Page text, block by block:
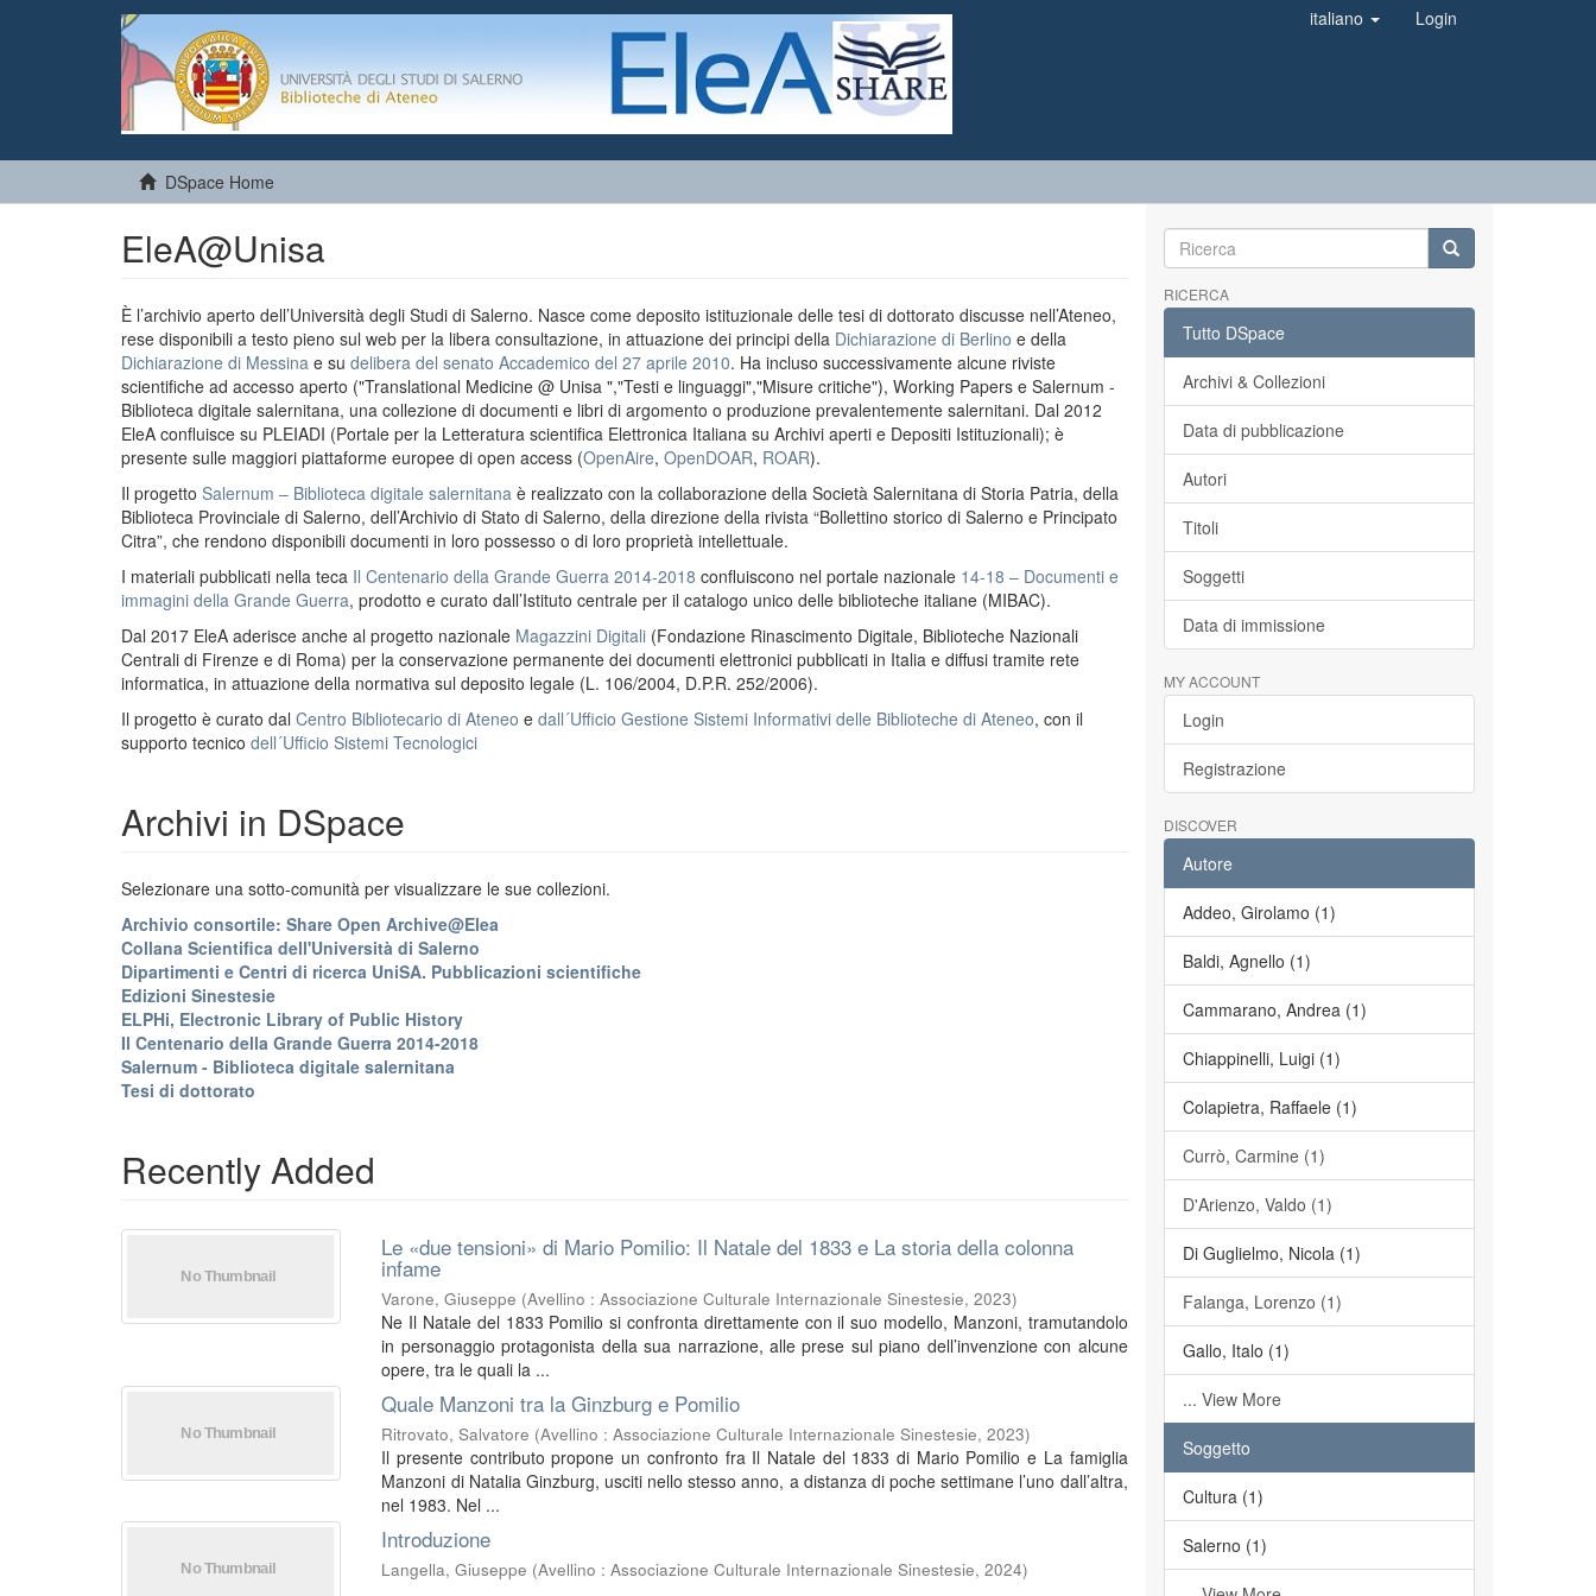
italiano Login
DSpace Home
EleA@Unisa
È l’archivio aperto dell’Università degli Studi di Salerno. Nasce come deposito istituzionale delle tesi di dottorato discusse nell’Ateneo,
rese disponibili a testo pieno sul web per la libera consultazione, in attuazione dei principi della Dichiarazione di Berlino e della
Dichiarazione di Messina e su delibera del senato Accademico del 27 aprile 2010. Ha incluso successivamente alcune riviste
scientifiche ad accesso aperto ("Translational Medicine @ Unisa ","Testi e linguaggi","Misure critiche"), Working Papers e Salernum -
Biblioteca digitale salernitana, una collezione di documenti e libri di argomento o produzione prevalentemente salernitani. Dal 2012
EleA confluisce su PLEIADI (Portale per la Letteratura scientifica Elettronica Italiana su Archivi aperti e Depositi Istituzionali); è
presente sulle maggiori piattaforme europee di open access (OpenAire, OpenDOAR, ROAR).
Il progetto Salernum – Biblioteca digitale salernitana è realizzato con la collaborazione della Società Salernitana di Storia Patria, della
Biblioteca Provinciale di Salerno, dell’Archivio di Stato di Salerno, della direzione della rivista “Bollettino storico di Salerno e Principato
Citra”, che rendono disponibili documenti in loro possesso o di loro proprietà intellettuale.
I materiali pubblicati nella teca Il Centenario della Grande Guerra 2014-2018 confluiscono nel portale nazionale 14-18 – Documenti e
immagini della Grande Guerra, prodotto e curato dall’Istituto centrale per il catalogo unico delle biblioteche italiane (MIBAC).
Dal 2017 EleA aderisce anche al progetto nazionale Magazzini Digitali (Fondazione Rinascimento Digitale, Biblioteche Nazionali
Centrali di Firenze e di Roma) per la conservazione permanente dei documenti elettronici pubblicati in Italia e diffusi tramite rete
informatica, in attuazione della normativa sul deposito legale (L. 106/2004, D.P.R. 252/2006).
Il progetto è curato dal Centro Bibliotecario di Ateneo e dall´Ufficio Gestione Sistemi Informativi delle Biblioteche di Ateneo, con il
supporto tecnico dell´Ufficio Sistemi Tecnologici
Archivi in DSpace
Selezionare una sotto-comunità per visualizzare le sue collezioni.
Archivio consortile: Share Open Archive@Elea
Collana Scientifica dell'Università di Salerno
Dipartimenti e Centri di ricerca UniSA. Pubblicazioni scientifiche
Edizioni Sinestesie
ELPHi, Electronic Library of Public History
Il Centenario della Grande Guerra 2014-2018
Salernum - Biblioteca digitale salernitana
Tesi di dottorato
Recently Added
Le «due tensioni» di Mario Pomilio: Il Natale del 1833 e La storia della colonna
infame
Varone, Giuseppe (Avellino : Associazione Culturale Internazionale Sinestesie,2023)
Ne Il Natale del 1833 Pomilio si confronta direttamente con il suo modello, Manzoni, tramutandolo
in personaggio protagonista della sua narrazione, alle prese sul piano dell’invenzione con alcune
opere, tra le quali la ...
Quale Manzoni tra la Ginzburg e Pomilio
Ritrovato, Salvatore (Avellino : Associazione Culturale Internazionale Sinestesie,2023)
Il presente contributo propone un confronto fra Il Natale del 1833 di Mario Pomilio e La famiglia
Manzoni di Natalia Ginzburg, usciti nello stesso anno, a distanza di poche settimane l’uno dall’altra,
nel 1983. Nel ...
Introduzione
Langella, Giuseppe (Avellino : Associazione Culturale Internazionale Sinestesie,2024)
RICERCA
Tutto DSpace
Archivi & Collezioni
Data di pubblicazione
Autori
Titoli
Soggetti
Data di immissione
MY ACCOUNT
Login
Registrazione
DISCOVER
Autore
Addeo, Girolamo (1)
Baldi, Agnello (1)
Cammarano, Andrea (1)
Chiappinelli, Luigi (1)
Colapietra, Raffaele (1)
Currò, Carmine (1)
D'Arienzo, Valdo (1)
Di Guglielmo, Nicola (1)
Falanga, Lorenzo (1)
Gallo, Italo (1)
... View More
Soggetto
Cultura (1)
Salerno (1)